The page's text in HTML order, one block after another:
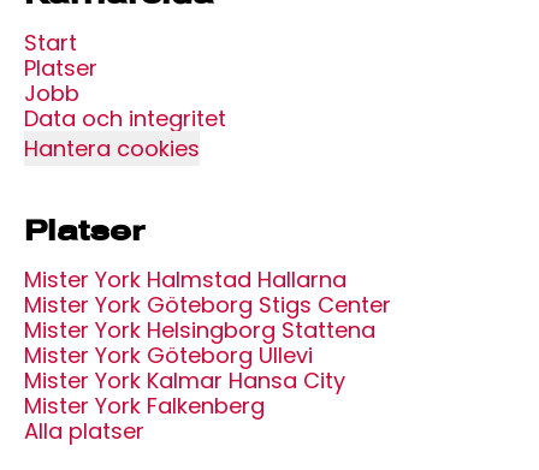
Start
Platser
Jobb
Data och integritet
Hantera cookies
Platser
Mister York Halmstad Hallarna
Mister York Göteborg Stigs Center
Mister York Helsingborg Stattena
Mister York Göteborg Ullevi
Mister York Kalmar Hansa City
Mister York Falkenberg
Alla platser